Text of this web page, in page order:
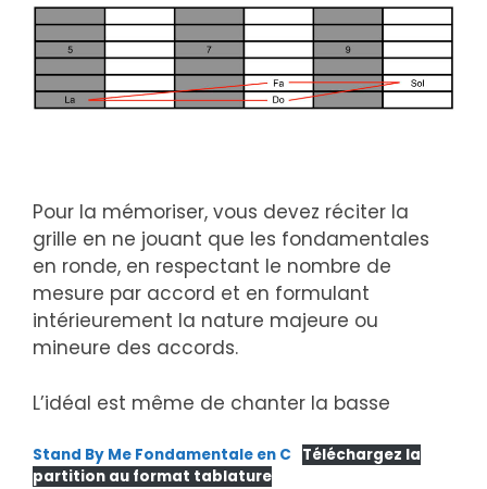
Pour la mémoriser, vous devez réciter la
grille en ne jouant que les fondamentales
en ronde, en respectant le nombre de
mesure par accord et en formulant
intérieurement la nature majeure ou
mineure des accords.
L’idéal est même de chanter la basse
Stand By Me Fondamentale en C
Téléchargez la
partition au format tablature